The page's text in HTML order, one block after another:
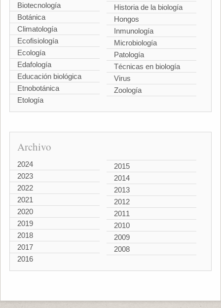
Biotecnología
Botánica
Climatología
Ecofisiología
Ecología
Edafología
Educación biológica
Etnobotánica
Etología
Historia de la biología
Hongos
Inmunología
Microbiología
Patología
Técnicas en biología
Virus
Zoología
Archivo
2024
2023
2022
2021
2020
2019
2018
2017
2016
2015
2014
2013
2012
2011
2010
2009
2008